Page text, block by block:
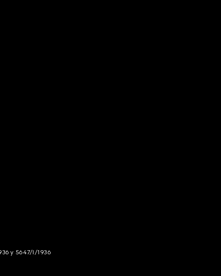
y 5647/I/1936